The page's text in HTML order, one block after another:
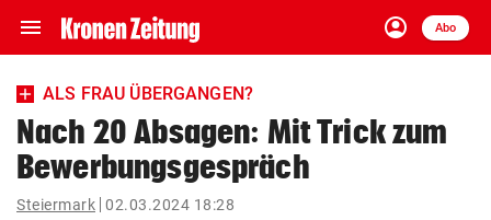
menu Navigation
ein-/ausklappen
account_circle
Anmelden
Abo
close Schließen
account_circle Anmelden
ALS FRAU ÜBERGANGEN?
Nach 20 Absagen: Mit Trick zum
Bewerbungsgespräch
Steiermark 02.03.2024 18:28